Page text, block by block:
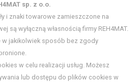
sp. z o.o.
i znaki towarowe zamieszczone na
są wyłączną własnością firmy REH4MAT.
jakikolwiek sposób bez zgody
w celu realizacji usług. Możesz
lub dostępu do plików cookies w